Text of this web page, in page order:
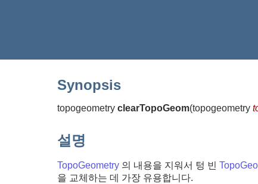
Synopsis
topogeometry clearTopoGeom(topogeometry
설명
TopoGeometry 의 내용을 지워서 텅 빈
을 교체하는 데 가장 유용합니다.